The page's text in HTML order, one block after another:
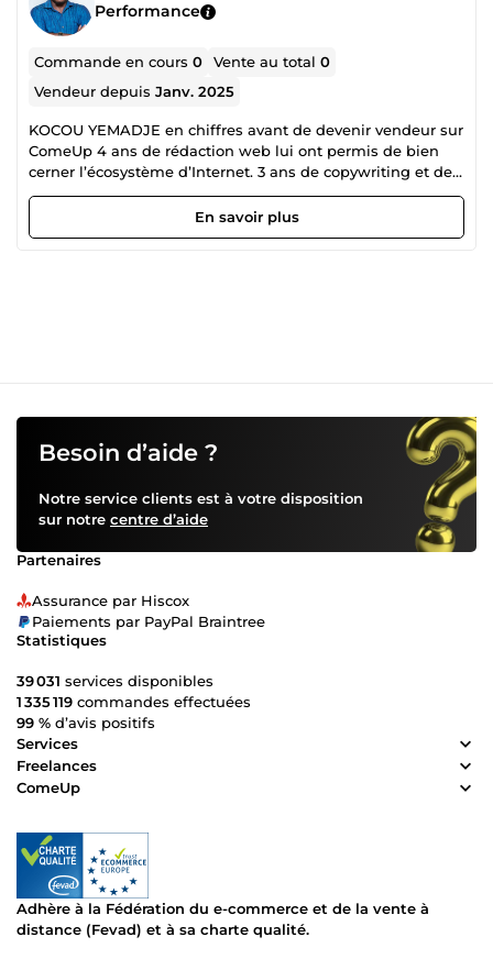
Performance
Commande en cours0 Vente au total0
Vendeur depuisJanv. 2025
KOCOU YEMADJE en chiffres avant de devenir vendeur sur
ComeUp 4 ans de rédaction web lui ont permis de bien
cerner l’écosystème d’Internet. 3 ans de copywriting et de
storytelling ont affermi son utilisation des outils de
persuasion pour vous aider à vendre. 2357 textes (articles
de blog, fiches produit, articles de catégorie, pages de
metteur en scène du Théâtre National du Bénin a
parcouru les scènes du continent et celles d’Europe à
travers tournées artistiques, festivals et résidences de
création. Son attachement à l’écriture dramatique date
d’aussi longtemps que son amour pour le jeu d’acteur et
pour la mise en scène. L’homme a également d’autres
casquettes bien assumées : voix off, scénariste, directeur
d’acteurs… L’avènement de la COVID-19 ayant fermé les
continuer à raconter des histoires. Après 23 années de
pratique théâtrale, il se forme à la rédaction web, puis au
copywriting. Il découvre alors qu’il pouvait vivre plusieurs
de ses passions à la fois : la vente, la création de récits
croustillants et son amour pour les chiens. En 2022, Kocou
se met à accompagner les entrepreneurs du secteur canin
en leur créant des pages de ventes et des pages « à
propos ». Goûtez à ses services, et vous ne vous en
En savoir plus
Besoin d’aide ?
Notre service clients est à votre disposition
sur notre centre d’aide
Partenaires
Assurance par Hiscox
Paiements par PayPal Braintree
Statistiques
39 031 services disponibles
1 335 119 commandes effectuées
99 % d’avis positifs
Services
Freelances
ComeUp
Adhère à la Fédération du e-commerce et de la vente à
distance (Fevad) et à sa charte qualité.